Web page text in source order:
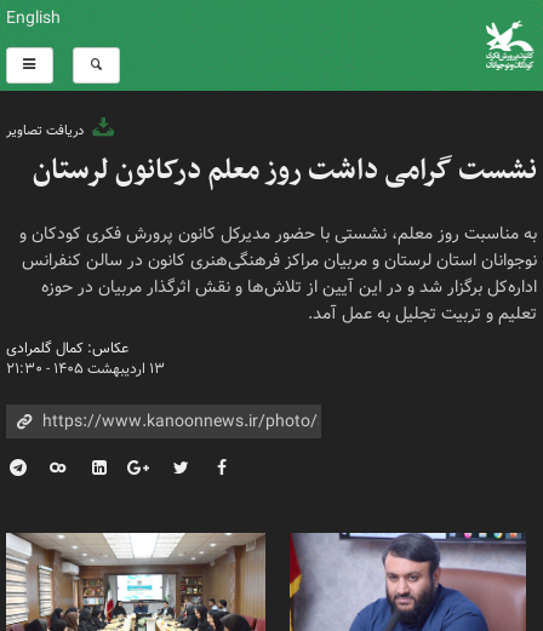
English
دریافت تصاویر
نشست گرامی داشت روز معلم درکانون لرستان
به مناسبت روز معلم، نشستی با حضور مدیرکل کانون پرورش فکری کودکان و
نوجوانان استان لرستان و مربیان مراکز فرهنگی‌هنری کانون در سالن کنفرانس
اداره‌کل برگزار شد و در این آیین از تلاش‌ها و نقش اثرگذار مربیان در حوزه
تعلیم و تربیت تجلیل به عمل آمد.
عکاس: کمال گلمرادی
۱۳ اردیبهشت ۱۴۰۵ - ۲۱:۳۰